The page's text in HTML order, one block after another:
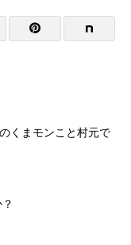
くまモンこと村元で